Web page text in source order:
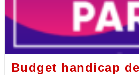
Budget handicap